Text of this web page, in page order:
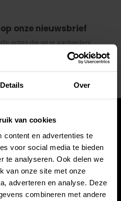
Details Over
van cookies
content en advertenties te
voor social media te bieden
te analyseren. Ook delen we
van onze site met onze
adverteren en analyse. Deze
combineren met andere
onze nieuwsbrief
acties die wij je aanbieden!
Abonneer